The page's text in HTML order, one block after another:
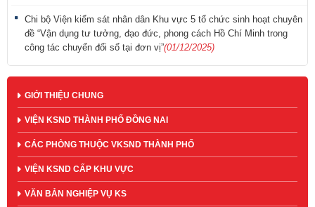
Chi bộ Viện kiểm sát nhân dân Khu vực 5 tổ chức sinh hoạt chuyên
đề “Vận dụng tư tưởng, đạo đức, phong cách Hồ Chí Minh trong
công tác chuyển đổi số tại đơn vị”(01/12/2025)
GIỚI THIỆU CHUNG
VIỆN KSND THÀNH PHỐ ĐỒNG NAI
CÁC PHÒNG THUỘC VKSND THÀNH PHỐ
VIỆN KSND CẤP KHU VỰC
VĂN BẢN NGHIỆP VỤ KS